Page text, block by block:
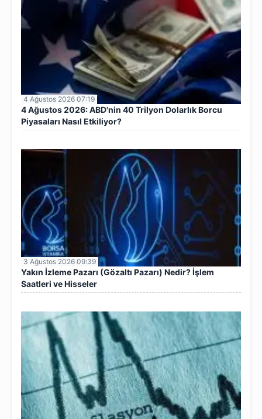
4 Ağustos 2026 07:19
4 Ağustos 2026: ABD'nin 40 Trilyon Dolarlık Borcu
Piyasaları Nasıl Etkiliyor?
3 Ağustos 2026 09:39
Yakın İzleme Pazarı (Gözaltı Pazarı) Nedir? İşlem
Saatleri ve Hisseler